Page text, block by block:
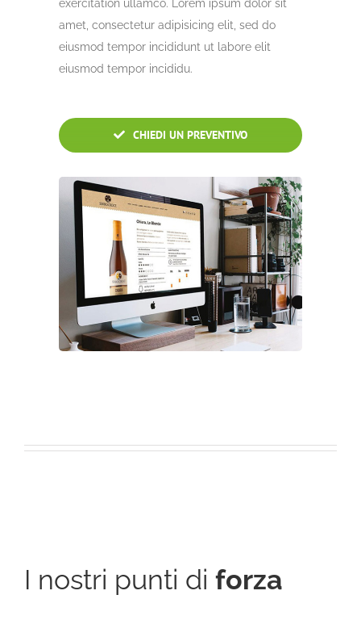
exercitation ullamco. Lorem ipsum dolor sit
amet, consectetur adipisicing elit, sed do
eiusmod tempor incididunt ut labore elit
eiusmod tempor incididu.
CHIEDI UN PREVENTIVO
I nostri punti di forza